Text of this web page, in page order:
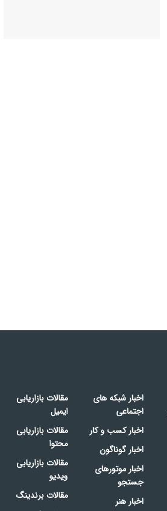
اخبار شبکه های
اجتماعی
اخبار کسب و کار
اخبار گوناگون
اخبار موتورهای
جستجو
اخبار هنر
مقالات بازاریابی
ایمیل
مقالات بازاریابی
محتوا
مقالات بازاریابی
ویدیو
مقالات برندینگ